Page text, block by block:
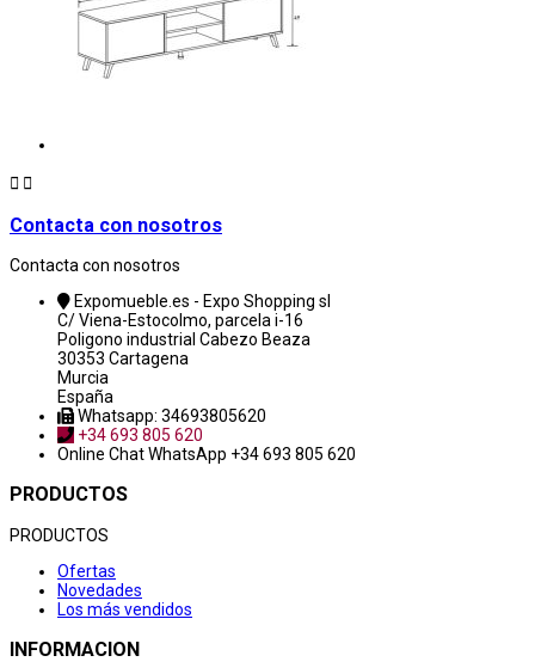
 
Contacta con nosotros
Contacta con nosotros
Expomueble.es - Expo Shopping sl
C/ Viena-Estocolmo, parcela i-16
Poligono industrial Cabezo Beaza
30353 Cartagena
Murcia
España
Whatsapp: 34693805620
+34 693 805 620
Online ChatWhatsApp +34 693 805 620
PRODUCTOS
PRODUCTOS
Ofertas
Novedades
Los más vendidos
INFORMACION